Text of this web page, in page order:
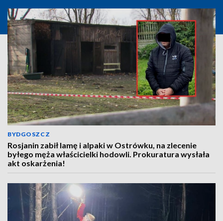
BYDGOSZCZ
Rosjanin zabił lamę i alpaki w Ostrówku, na zlecenie
byłego męża właścicielki hodowli. Prokuratura wysłała
akt oskarżenia!